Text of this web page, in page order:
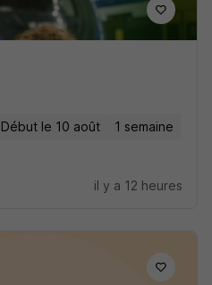
Début le 10 août 1 semaine
il y a 12 heures